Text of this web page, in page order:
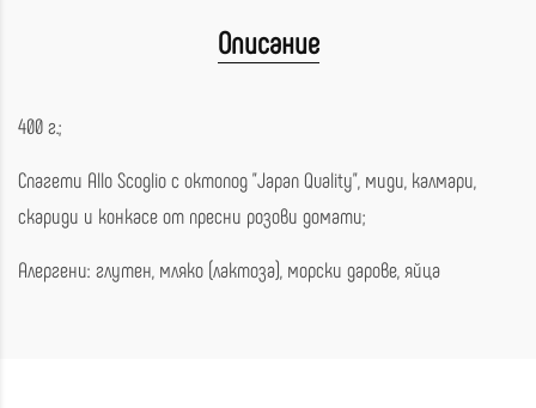
Описание
400 г.;
Спагети Аllo Scoglio с октопод "Japan Quality", миди, калмари,
скариди и конкасе от пресни розови домати;
Алергени: глутен, мляко (лактоза), морски дарове, яйца